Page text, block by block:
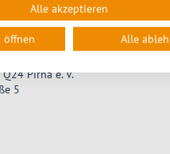
Pirna e. V.
5
Alle akzeptieren
öffnen Alle